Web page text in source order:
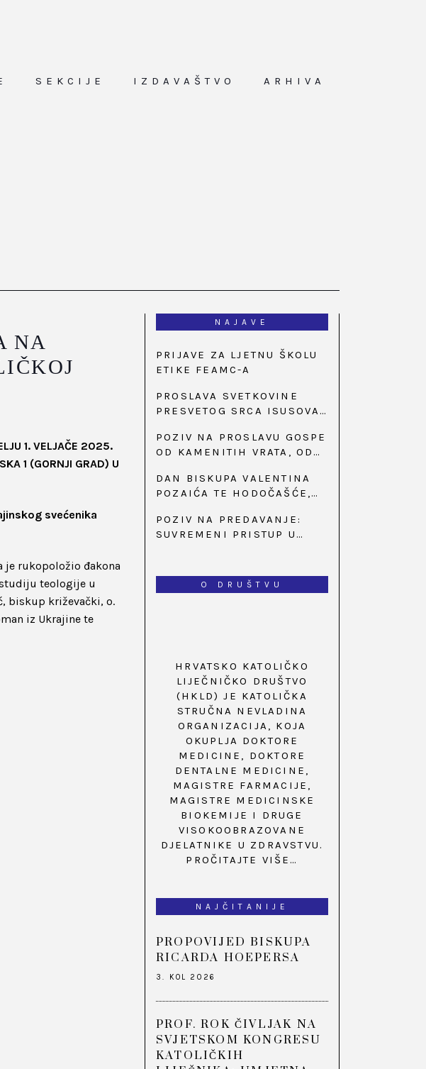
SEKCIJE IZDAVAŠTVO ARHIVA
NA
1. VELJAČE 2025.
1 (GORNJI GRAD) U
svećenika
je rukopoložio đakona
studiju teologije u
biskup križevački, o.
iz Ukrajine te
NAJAVE
PRIJAVE ZA LJETNU ŠKOLU
ETIKE FEAMC-A
PROSLAVA SVETKOVINE
PRESVETOG SRCA ISUSOVA
PALMOTIĆEVOJ
POZIV NA PROSLAVU GOSPE
OD KAMENITIH VRATA, OD
DAN BISKUPA VALENTINA
POZAIĆA TE HODOČAŠĆE,
OBLJETNICA OSNIVANJA
HKLD-A, U MARIJI BISTRICI,
POZIV NA PREDAVANJE:
SUVREMENI PRISTUP U
O DRUŠTVU
HRVATSKO KATOLIČKO
LIJEČNIČKO DRUŠTVO
(HKLD) JE KATOLIČKA
STRUČNA NEVLADINA
ORGANIZACIJA, KOJA
OKUPLJA DOKTORE
MEDICINE, DOKTORE
DENTALNE MEDICINE,
MAGISTRE FARMACIJE,
MAGISTRE MEDICINSKE
BIOKEMIJE I DRUGE
VISOKOOBRAZOVANE
DJELATNIKE U ZDRAVSTVU.
PROČITAJTE VIŠE…
NAJČITANIJE
PROPOVIJED BISKUPA
RICARDA HOEPERSA
3. KOL 2026
PROF. ROK ČIVLJAK NA
SVJETSKOM KONGRESU
KATOLIČKIH